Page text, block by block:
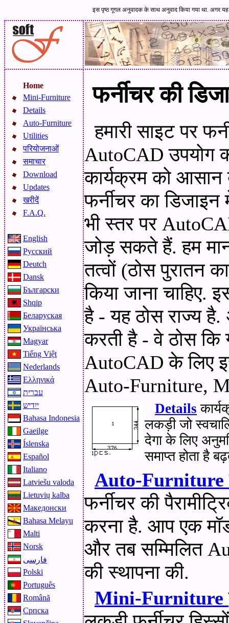
इस पृष्ठ गूगल अनुवादक के साथ अनुवाद किया गया था. अगर
Home
Mini-Furniture
Details
Auto-Furniture
Utilities
परियोजनाओं
समाचार
Download
Updates
खरीदें
F.A.Q.
English
Русский
Deutch
Dansk
Български
Shqip
Беларуская
Українська
Magyar
Tiếng Việt
Nederlands
Ελληνικά
עברית
ייִדיש
Bahasa Indonesia
Gaeilge
Íslenska
Español
Italiano
Latviešu valoda
Lietuvių kalba
Македонски
Bahasa Melayu
Malti
Norsk
فارسی
Polski
Português
Română
Српска
फर्नीचर की
हमारी साइट पर
AutoCAD उपयोग
कार्यक्रम को
फर्नीचर का
भी स्तर पर
जोड़ सकते हैं. हम
तत्वों (ठोस पुरातन
किया जाना चाहिए.
है - यह ठोस राज्य
करती है - वे ठोस कि
AutoCAD के लिए
Auto-Furniture,
Details
लकड़ी जो
देगा के लिए
समाप्त होता है
Auto-Furniture
फर्नीचर की
करना है. आप एक
और तब सम्मिलित
की स्थापना की.
Mini-Furniture